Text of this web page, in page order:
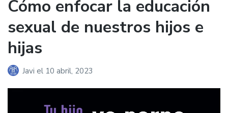
Cómo enfocar la educación
sexual de nuestros hijos e
hijas
Javi el 10 abril, 2023